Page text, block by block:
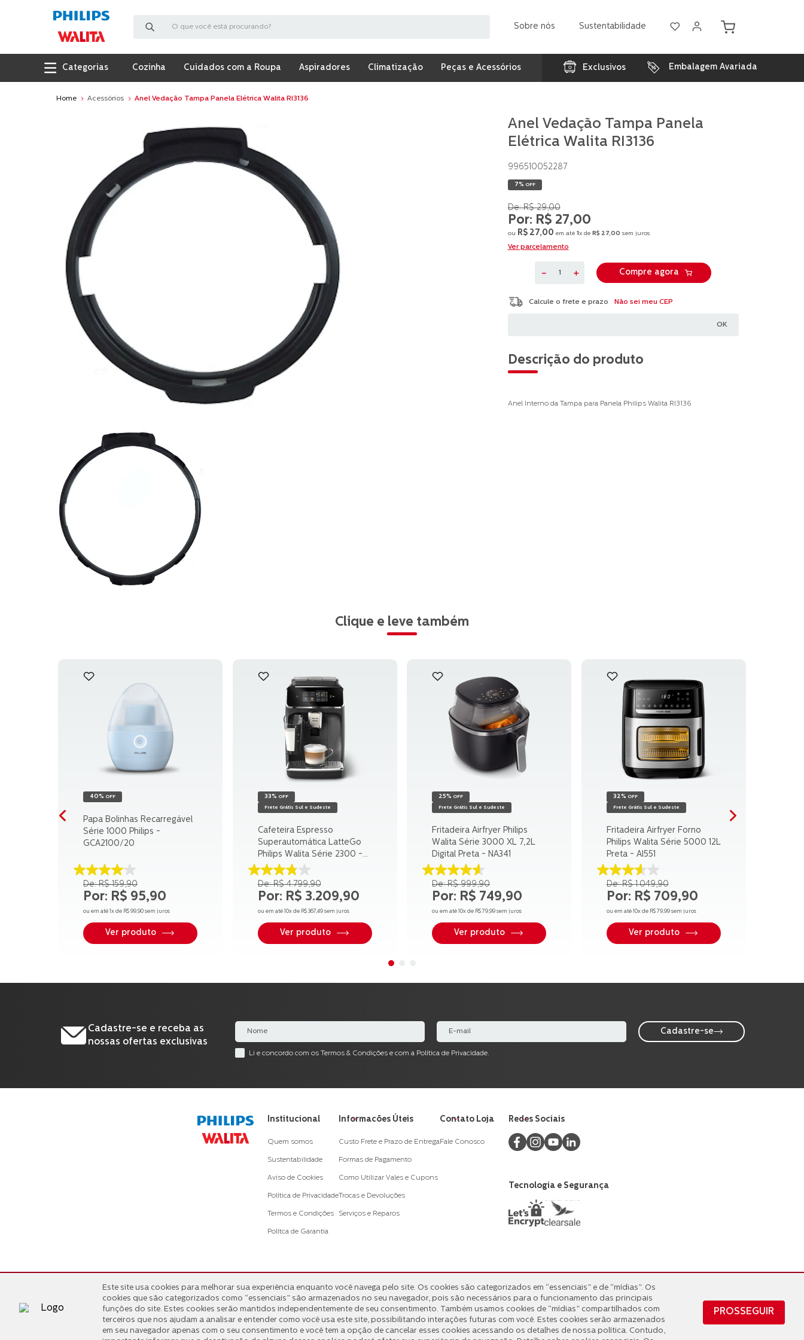
Sobre nós Sustentabilidade
Cozinha Cuidados com a Roupa Aspiradores Climatização Peças e Acessórios Exclusivos Embalagem Avariada
Este site usa cookies para melhorar sua experiência enquanto você navega pelo site. Os cookies são categorizados em “essenciais” e de “mídias”. Os
cookies que são categorizados como “essenciais” são armazenados no seu navegador, pois são necessários para o funcionamento das principais
funções do site. Estes cookies serão mantidos independentemente de seu consentimento. Também usamos cookies de “mídias” compartilhados com
terceiros que nos ajudam a analisar e entender como você usa este site, possibilitando interações futuras com você. Estes cookies serão armazenados
em seu navegador apenas com o seu consentimento e você tem a opção de cancelar esses cookies acessando os detalhes de nossa política. Contudo,
PROSSEGUIR
Acessórios Anel Vedação Tampa Panela Elétrica Walita RI3136
Anel Vedação Tampa Panela
Elétrica Walita RI3136
996510052287
7% OFF
R$ 29,00
R$ 27,00
ou R$ 27,00 em até 1x de R$ 27,00 sem juros
Ver parcelamento
＋
－ Compre agora
Não sei meu CEP
Descrição do produto
Anel Interno da Tampa para Panela Philips Walita RI3136
Clique e leve também
40% OFF
Papa Bolinhas Recarregável
Série 1000 Philips -
GCA2100/20
4.1
de
5
estrelas.
avaliações
R$ 159,90
R$ 95,90
ou em até1x de R$ 99,90 sem juros
Ver produto
33% OFF
Frete Grátis Sul e Sudeste
Cafeteira Espresso
Superautomática LatteGo
Philips Walita Série 2300 -
EP2330
3.8
de
5
estrelas.
avaliações
R$ 4.799,90
R$ 3.209,90
ou em até 10x de R$ 367,49sem juros
Ver produto
25% OFF
Frete Grátis Sul e Sudeste
Fritadeira Airfryer Philips
Walita Série 3000 XL 7,2L
Digital Preta - NA341
4.6
de
5
estrelas.
avaliações
R$ 999,90
R$ 749,90
ou em até10x de R$ 79,99 sem juros
Ver produto
32% OFF
Frete Grátis Sul e Sudeste
Fritadeira Airfryer Forno
Philips Walita Série 5000 12L
Preta - AI551
3.6
de
5
estrelas.
avaliações
R$ 1.049,90
R$ 709,90
ou em até 10x de R$ 79,99sem juros
Ver produto
Cadastre-se e receba as
nossas ofertas exclusivas
Li e concordo com os Termos & Condições e com a Política de Privacidade.
Cadastre-se
Institucional
Quem somos
Sustentabilidade
Aviso de Cookies
Política de Privacidade
Termos e Condições
Polítca de Garantia
Informacões Úteis
Custo Frete e Prazo de Entrega
Formas de Pagamento
Como Utilizar Vales e Cupons
Trocas e Devoluções
Serviços e Reparos
Contato Loja
Fale Conosco
Redes Sociais
Tecnologia e Segurança
Formas de Pagamento
Copyright © 2024 www.walita.com.br , TODOS OS DIREITOS RESERVADOS
Este site usa cookies para melhorar sua experiência enquanto você navega pelo site. Os cookies são categorizados em “essenciais” e de “mídias”. Os
cookies que são categorizados como “essenciais” são armazenados no seu navegador, pois são necessários para o funcionamento das principais
funções do site. Estes cookies serão mantidos independentemente de seu consentimento. Também usamos cookies de “mídias” compartilhados com
terceiros que nos ajudam a analisar e entender como você usa este site, possibilitando interações futuras com você. Estes cookies serão armazenados
em seu navegador apenas com o seu consentimento e você tem a opção de cancelar esses cookies acessando os detalhes de nossa política. Contudo,
PROSSEGUIR